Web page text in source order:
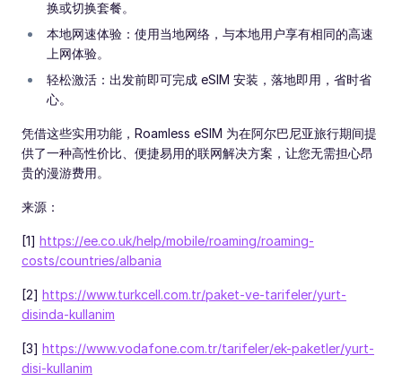
换或切换套餐。
本地网速体验：使用当地网络，与本地用户享有相同的高速
上网体验。
轻松激活：出发前即可完成 eSIM 安装，落地即用，省时省
心。
凭借这些实用功能，Roamless eSIM 为在阿尔巴尼亚旅行期间提
供了一种高性价比、便捷易用的联网解决方案，让您无需担心昂
贵的漫游费用。
来源：
[1] https://ee.co.uk/help/mobile/roaming/roaming-
costs/countries/albania
[2] https://www.turkcell.com.tr/paket-ve-tarifeler/yurt-
disinda-kullanim
[3] https://www.vodafone.com.tr/tarifeler/ek-paketler/yurt-
disi-kullanim